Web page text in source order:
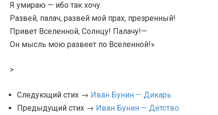
Я умираю — ибо так хочу.
Развей, палач, развей мой прах, презренный!
Привет Вселенной, Солнцу! Палачу!—
Он мысль мою развеет по Вселенной!»
>
Следующий стих → Иван Бунин — Дикарь
Предыдущий стих → Иван Бунин — Детство